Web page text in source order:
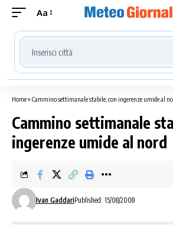
Aa
Cerca località meteo
Home» Cammino settimanale stabile, con ingerenze umide al
Cammino settimanale
ingerenze umide al nord
Ivan GaddariPublished: 15/08/2008